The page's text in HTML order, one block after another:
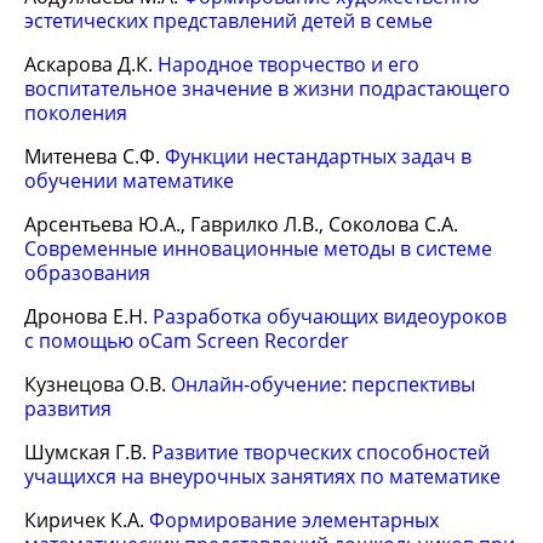
эстетических представлений детей в семье
Аскарова Д.К. Народное творчество и его
воспитательное значение в жизни подрастающего
поколения
Митенева С.Ф. Функции нестандартных задач в
обучении математике
Арсентьева Ю.А., Гаврилко Л.В., Соколова С.А.
Современные инновационные методы в системе
образования
Дронова Е.Н. Разработка обучающих видеоуроков
с помощью oCam Screen Recorder
Кузнецова О.В. Онлайн-обучение: перспективы
развития
Шумская Г.В. Развитие творческих способностей
учащихся на внеурочных занятиях по математике
Киричек К.А. Формирование элементарных